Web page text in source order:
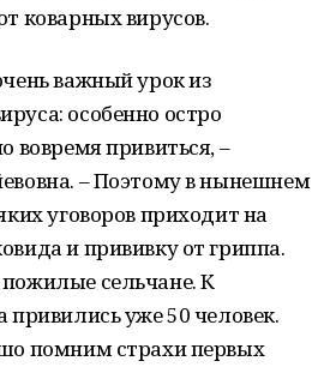
коварных вирусов.
важный урок из
особенно остро
вовремя привиться, –
– Поэтому в нынешнем
уговоров приходит на
и прививку от гриппа.
сельчане. К
привились уже 50 человек.
помним страхи первых